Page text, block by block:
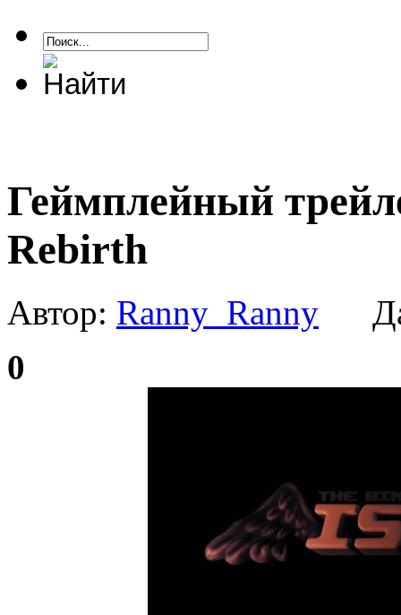
Геймплейный
Rebirth
Автор: Ranny_Ranny
0